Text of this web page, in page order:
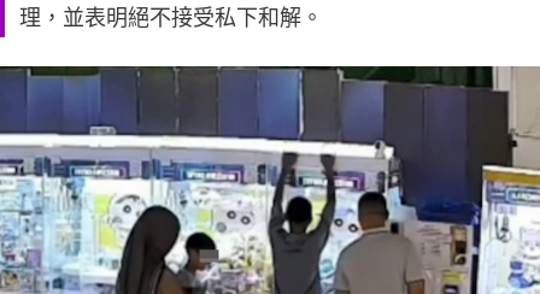
理，並表明絕不接受私下和解。